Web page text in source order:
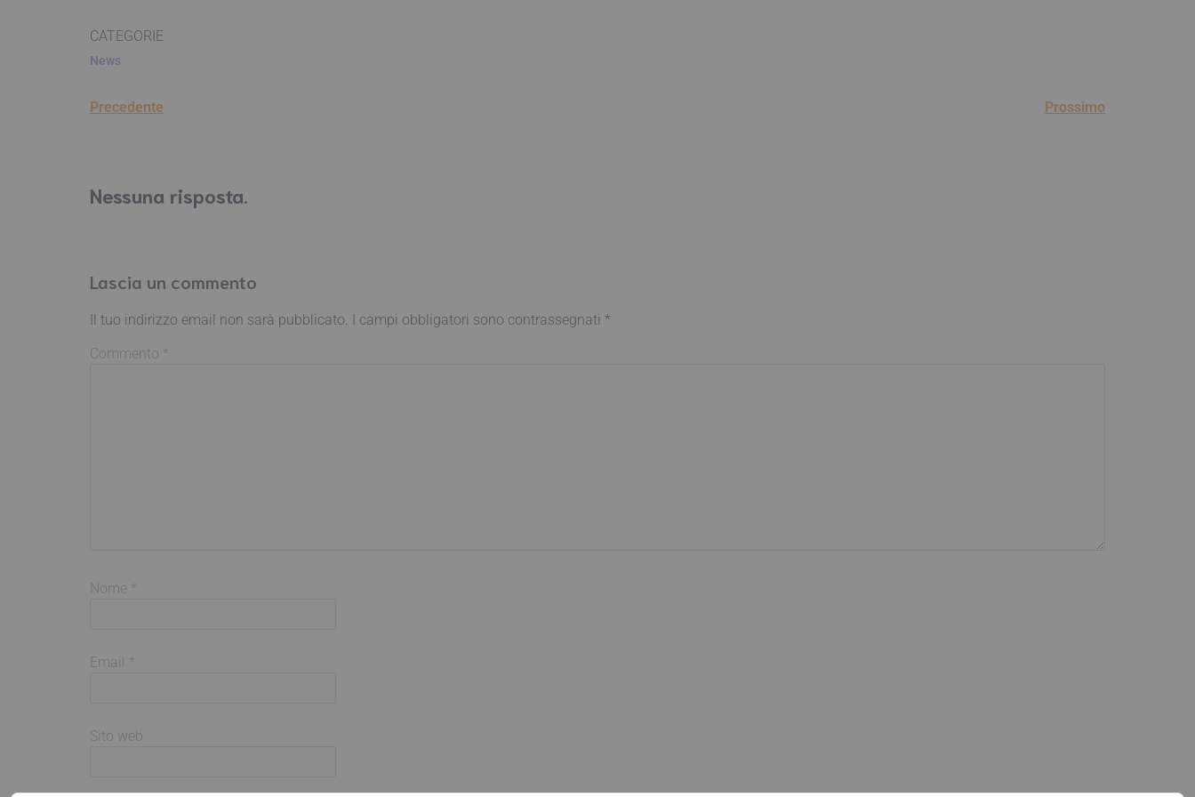
CATEGORIE
News
Precedente Prossimo
Nessuna risposta.
Lascia un commento
Il tuo indirizzo email non sarà pubblicato. I campi obbligatori sono contrassegnati *
Commento *
Nome *
Email *
Sito web